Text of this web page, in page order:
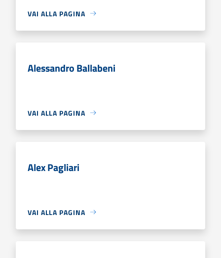
VAI ALLA PAGINA
Alessandro Ballabeni
VAI ALLA PAGINA
Alex Pagliari
VAI ALLA PAGINA